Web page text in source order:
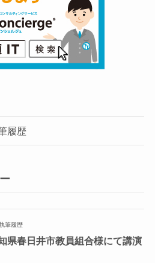
履歴
筆履歴
県春日井市教員組合様にて講演